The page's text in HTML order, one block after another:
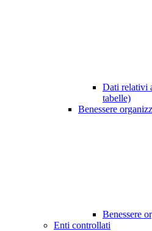
Dati relativi
tabelle)
Benessere
Benessere
Enti controllati